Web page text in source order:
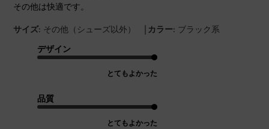
その他は快適です。
サイズ: その他（シューズ以外） | カラー: ブラック系
デザイン
とてもよかった
品質
とてもよかった